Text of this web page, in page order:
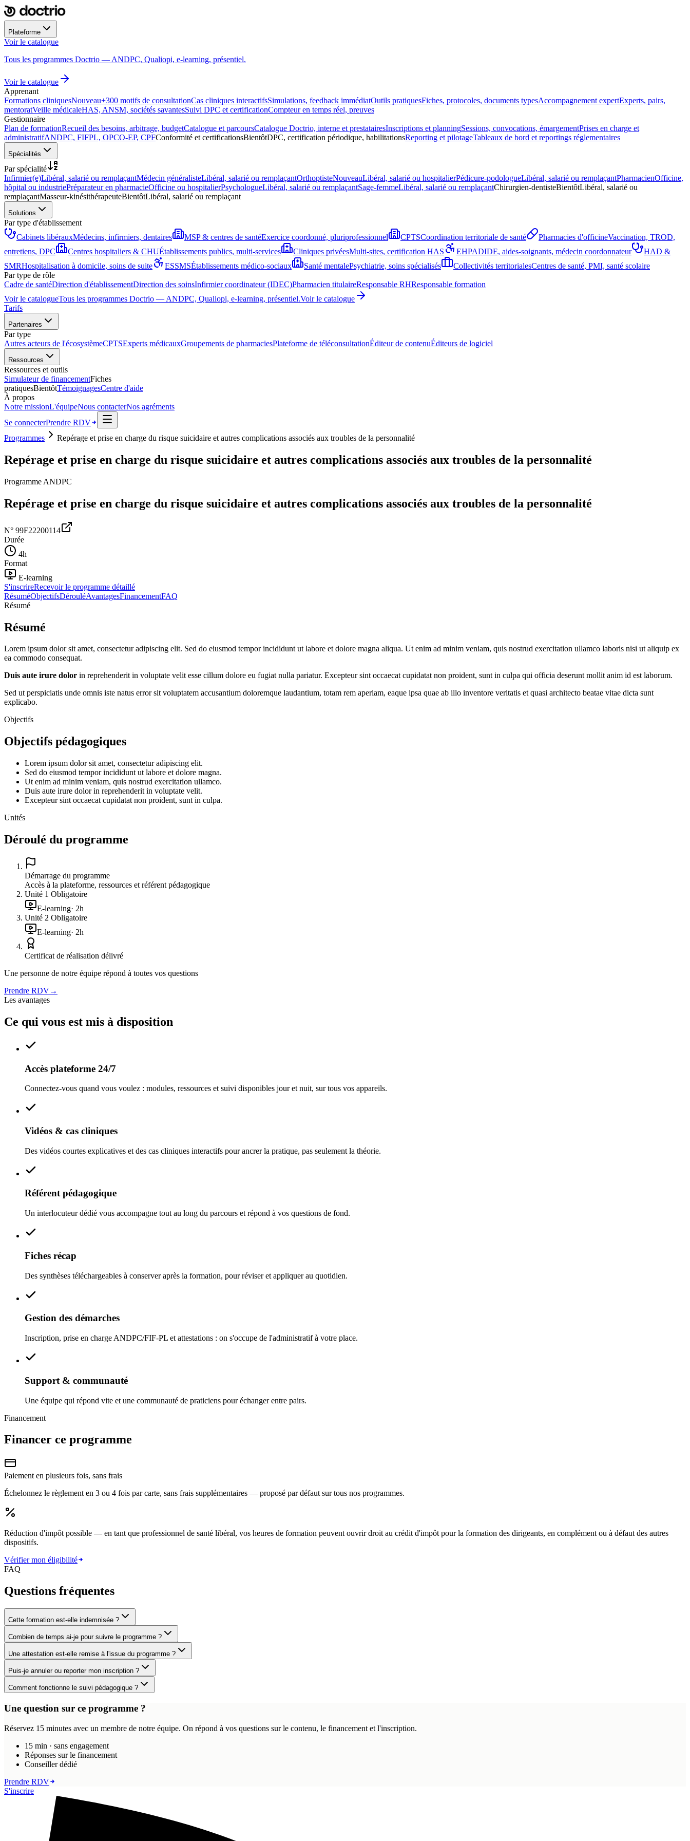
Plateforme
324
DPC
Annonce diagnostic
DPC
Antibiothérapie
DPC
DPC
URGENCES · 4 H
DPC
CARDIOLOGIE · 7 H
ML HC SA Inscrit
Voir le catalogue
Tous les programmes Doctrio — ANDPC, Qualiopi, e-learning, présentiel.
Voir le catalogue
Apprenant
Formations cliniquesNouveau+300 motifs de consultationCas cliniques interactifsSimulations, feedback immédiatOutils pratiquesFiches, protocoles, documents typesAccompagnement expertExperts, pairs,
mentoratVeille médicaleHAS, ANSM, sociétés savantesSuivi DPC et certificationCompteur en temps réel, preuves
Gestionnaire
Plan de formationRecueil des besoins, arbitrage, budgetCatalogue et parcoursCatalogue Doctrio, interne et prestatairesInscriptions et planningSessions, convocations, émargementPrises en charge et
administratifANDPC, FIFPL, OPCO-EP, CPFConformité et certificationsBientôtDPC, certification périodique, habilitationsReporting et pilotageTableaux de bord et reportings réglementaires
Spécialités
Par spécialité
Infirmier(e)Libéral, salarié ou remplaçantMédecin généralisteLibéral, salarié ou remplaçantOrthoptisteNouveauLibéral, salarié ou hospitalierPédicure-podologueLibéral, salarié ou remplaçantPharmacienOfficine,
hôpital ou industriePréparateur en pharmacieOfficine ou hospitalierPsychologueLibéral, salarié ou remplaçantSage-femmeLibéral, salarié ou remplaçantChirurgien-dentisteBientôtLibéral, salarié ou
remplaçantMasseur-kinésithérapeuteBientôtLibéral, salarié ou remplaçant
Solutions
Par type d'établissement
Cabinets libérauxMédecins, infirmiers, dentaires MSP & centres de santéExercice coordonné, pluriprofessionnel CPTSCoordination territoriale de santé Pharmacies d'officineVaccination, TROD,
entretiens, DPC
Centres hospitaliers & CHUÉtablissements publics, multi-services Cliniques privéesMulti-sites, certification HAS EHPADIDE, aides-soignants, médecin coordonnateur
HAD &
SMRHospitalisation à domicile, soins de suite ESSMSÉtablissements médico-sociaux Santé mentalePsychiatrie, soins spécialisés Collectivités territorialesCentres de santé, PMI, santé scolaire
Par type de rôle
Cadre de santéDirection d'établissementDirection des soinsInfirmier coordinateur (IDEC)Pharmacien titulaireResponsable RHResponsable formation
324
programmes
Annonce diagnostic
COMMUNIC. · 14 H
Antibiothérapie
INFECTIO · 5 H
Pédiatrie aiguë
PÉDIATRIE · 6 H
DPC
Arrêt cardiaque
URGENCES · 4 H
DPC
Lecture d'ECG
CARDIOLOGIE · 7 H
ML HC SA
Voir le catalogueTous les programmes Doctrio — ANDPC, Qualiopi, e-learning, présentiel.Voir le catalogue
Tarifs
Partenaires
Par type
Autres acteurs de l'écosystèmeCPTSExperts médicauxGroupements de pharmaciesPlateforme de téléconsultationÉditeur de contenuÉditeurs de logiciel
Ressources
Ressources et outils
Simulateur de financementFiches
pratiquesBientôtTémoignagesCentre d'aide
À propos
Notre missionL'équipeNous contacterNos agréments
Se connecterPrendre RDV
Programmes
Repérage et prise en charge du risque suicidaire et autres complications associés aux troubles de la personnalité
Repérage et prise en charge du risque suicidaire et autres complications associés aux troubles de la personnalité
Programme ANDPC
Repérage et prise en charge du risque suicidaire et autres complications associés aux troubles de la personnalité
N° 99F22200114
Durée
4h
Format
E-learning
S'inscrireRecevoir le programme détaillé
RésuméObjectifsDérouléAvantagesFinancementFAQ
Résumé
Résumé
Lorem ipsum dolor sit amet, consectetur adipiscing elit. Sed do eiusmod tempor incididunt ut labore et dolore magna aliqua. Ut enim ad minim veniam, quis nostrud exercitation ullamco laboris nisi ut aliquip ex
ea commodo consequat.
Duis aute irure dolor in reprehenderit in voluptate velit esse cillum dolore eu fugiat nulla pariatur. Excepteur sint occaecat cupidatat non proident, sunt in culpa qui officia deserunt mollit anim id est laborum.
Sed ut perspiciatis unde omnis iste natus error sit voluptatem accusantium doloremque laudantium, totam rem aperiam, eaque ipsa quae ab illo inventore veritatis et quasi architecto beatae vitae dicta sunt
explicabo.
Objectifs
Objectifs pédagogiques
Lorem ipsum dolor sit amet, consectetur adipiscing elit.
Sed do eiusmod tempor incididunt ut labore et dolore magna.
Ut enim ad minim veniam, quis nostrud exercitation ullamco.
Duis aute irure dolor in reprehenderit in voluptate velit.
Excepteur sint occaecat cupidatat non proident, sunt in culpa.
Unités
Déroulé du programme
Démarrage du programme
Accès à la plateforme, ressources et référent pédagogique
Unité 1 Obligatoire
E-learning· 2h
Unité 2 Obligatoire
E-learning· 2h
Certificat de réalisation délivré
Une personne de notre équipe répond à toutes vos questions
Prendre RDV→
Les avantages
Ce qui vous est mis à disposition
Accès plateforme 24/7
Connectez-vous quand vous voulez : modules, ressources et suivi disponibles jour et nuit, sur tous vos appareils.
Vidéos & cas cliniques
Des vidéos courtes explicatives et des cas cliniques interactifs pour ancrer la pratique, pas seulement la théorie.
Référent pédagogique
Un interlocuteur dédié vous accompagne tout au long du parcours et répond à vos questions de fond.
Fiches récap
Des synthèses téléchargeables à conserver après la formation, pour réviser et appliquer au quotidien.
Gestion des démarches
Inscription, prise en charge ANDPC/FIF‑PL et attestations : on s'occupe de l'administratif à votre place.
Support & communauté
Une équipe qui répond vite et une communauté de praticiens pour échanger entre pairs.
Financement
Financer ce programme
Paiement en plusieurs fois, sans frais
Échelonnez le règlement en 3 ou 4 fois par carte, sans frais supplémentaires — proposé par défaut sur tous nos programmes.
Réduction d'impôt possible — en tant que professionnel de santé libéral, vos heures de formation peuvent ouvrir droit au crédit d'impôt pour la formation des dirigeants, en complément ou à défaut des autres
dispositifs.
Vérifier mon éligibilité
FAQ
Questions fréquentes
Cette formation est-elle indemnisée ?
Combien de temps ai-je pour suivre le programme ?
Une attestation est-elle remise à l'issue du programme ?
Puis-je annuler ou reporter mon inscription ?
Comment fonctionne le suivi pédagogique ?
Une question sur ce programme ?
Réservez 15 minutes avec un membre de notre équipe. On répond à vos questions sur le contenu, le financement et l'inscription.
15 min · sans engagement
Réponses sur le financement
Conseiller dédié
Prendre RDV
S'inscrire